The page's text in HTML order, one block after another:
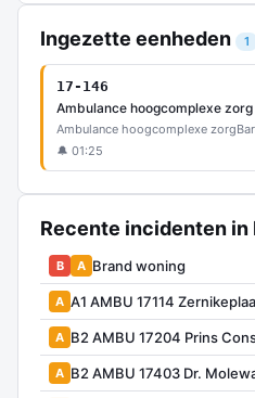
Ingezette eenheden 1
17-146
Ambulance hoogcomplexe
Ambulance hoogcomplexe zorg
🔔 01:25
Recente incidenten in
B A Brand woning
A A1 AMBU 17114
A B2 AMBU 17204 Prins
A B2 AMBU 17403 Dr.